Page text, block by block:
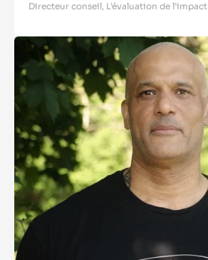
Directeur conseil, L’évaluation de l’impact